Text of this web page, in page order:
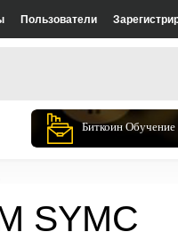
Пользователи
Биткоин Обучение
SYMC